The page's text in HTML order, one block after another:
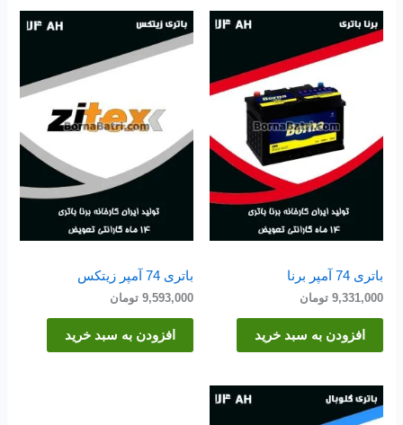
باتری 74 آمپر برنا
9,331,000 تومان
افزودن به سبد خرید
باتری 74 آمپر زیتکس
9,593,000 تومان
افزودن به سبد خرید